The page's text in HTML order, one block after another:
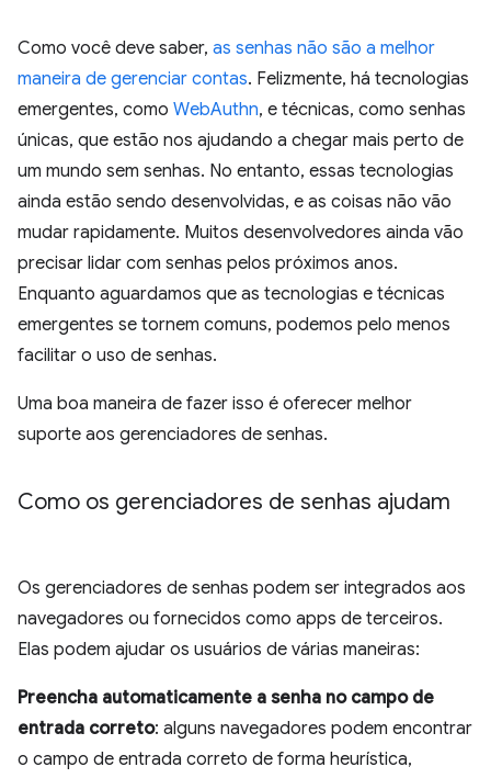
Como você deve saber, as senhas não são a melhor
maneira de gerenciar contas. Felizmente, há tecnologias
emergentes, como WebAuthn, e técnicas, como senhas
únicas, que estão nos ajudando a chegar mais perto de
um mundo sem senhas. No entanto, essas tecnologias
ainda estão sendo desenvolvidas, e as coisas não vão
mudar rapidamente. Muitos desenvolvedores ainda vão
precisar lidar com senhas pelos próximos anos.
Enquanto aguardamos que as tecnologias e técnicas
emergentes se tornem comuns, podemos pelo menos
facilitar o uso de senhas.
Uma boa maneira de fazer isso é oferecer melhor
suporte aos gerenciadores de senhas.
Como os gerenciadores de senhas ajudam
Os gerenciadores de senhas podem ser integrados aos
navegadores ou fornecidos como apps de terceiros.
Elas podem ajudar os usuários de várias maneiras:
Preencha automaticamente a senha no campo de
entrada correto: alguns navegadores podem encontrar
o campo de entrada correto de forma heurística,